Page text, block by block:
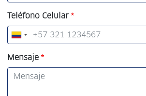
Teléfono Celular
Mensaje